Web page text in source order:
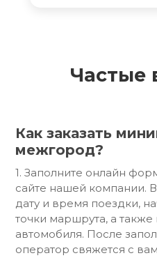
Частые
Как заказать
межгород?
1. Заполните онлайн
сайте нашей компании.
дату и время поездки,
точки маршрута, а также
автомобиля. После
оператор свяжется с